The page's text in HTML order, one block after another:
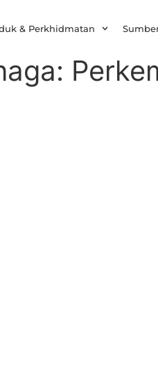
& Perkhidmatan